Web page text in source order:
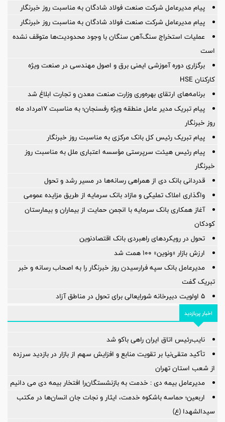
پیام مدیرعامل شرکت صنعت فولاد شادگان به مناسبت روز خبرنگار
پیام مدیرعامل شرکت صنعت فولاد شادگان به مناسبت روز خبرنگار
عملیات استخراج سنگ‌آهن سنگان با وجود محدودیت‌ها متوقف نشده
است
برگزاری دوره آموزشی ایمنی برق و اصول مهندسی در صنعت ویژه
کارکنان HSE
برنامه‌های ارتقای بهره‌وری وزارت صنعت معدن و تجارت ابلاغ شد
پیام تبریک مدیر عامل منطقه ویژه رفسنجان؛ به مناسبت ۱۷مرداد ماه
روز خبرنگار
پیام تبریک رئیس کل بانک مرکزی به مناسبت روز خبرنگار
پیام رئیس هیئت سرپرستی مؤسسه اعتباری ملل به مناسبت روز
خبرنگار
قدردانی بانک دی از همراهی رسانه‌ها در مسیر رشد و تحول
واگذاری املاک تملیکی و مازاد بانک سرمایه از طریق مزایده عمومی
آغاز همکاری بانک سرمایه با انجمن حمایت از بیماران و بیمارستان
کودکان
تحول در رویکردهای راهبردی بانک اقتصادنوین
ارزش بازار «ونوین» 100 همت شد
مدیرعامل بانک سپه فرارسیدن روز خبرنگار را به اصحاب رسانه و خبر
تبریک گفت
5 اولویت دبیرخانه شورایعالی برای تحول در مناطق آزاد
اخبار پربازدید
نایب‌رئیس اتاق ایران راهی باکو شد
تأکید متقی‌نیا بر تقویت منابع و افزایش سهم از بازار در بازدید سرزده
از شعب استان تهران
مدیرعامل بیمه دی : خدمت به بازنشستگان‌را افتخار بیمه دی می دانیم
اربعین؛ حماسه باشکوه خدمت، ایثار و نجات جان انسان‌ها در مکتب
سیدالشهدا (ع)